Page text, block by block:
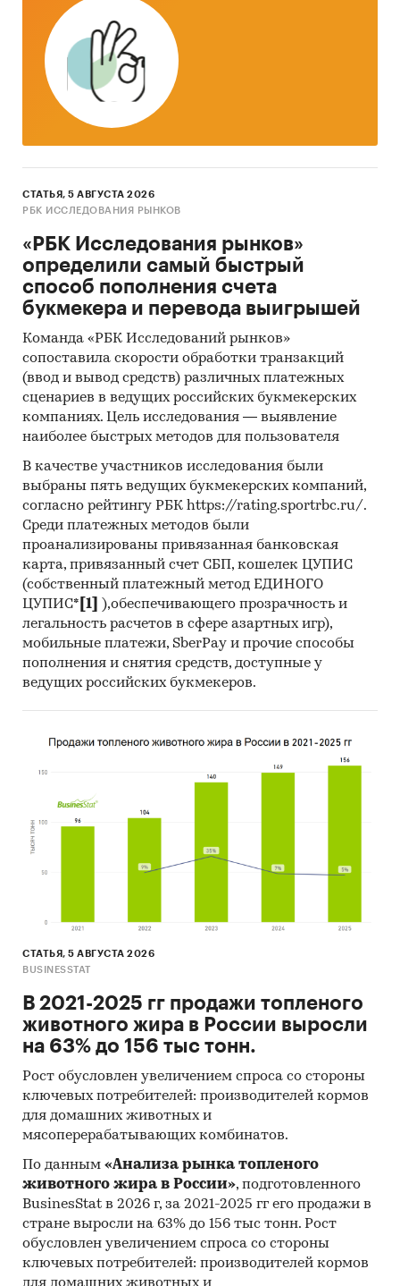
из них, необваленные
20329 - Свинина мороженая прочая
Представлена информация об объеме импорта
и экспорта заянварь 2019 - май 2024
натуральном и денежном выражении с
детализацией в разрезе стран, а также
динамика средневзвешенной стоимости.
недоступны для стран Евразийского
экономического союза: Белоруссии, Армении,
Кыргызстана и Казахстана.
Государственные закупки замороженной
свинины
В рамках главы представлена информация о
части проведенных государственных закупок
замороженной свинины 44-ФЗ и 223-ФЗ за
периодс января 2017 года по декабрь 2024
года, в которых был определен поставщик. Для
компаний участвующих или планирующих
участвовать в государственных торгах
показано средневзвешенное отклонение
итоговой стоимости контрактов от их
начальной максимальной цены. Покупателям
работы предоставляется выгрузка в формате
MS Excel. Параметры выгрузки могут быть
скорректированы по запросу заказчика.
Профили крупнейших производителей
замороженной свинины
компаний-производителей замороженной
свинины.Профили компаний показывают
информацию о динамике финансовых
показателей компаний, актуальную
контактную информацию, основных
учредителей и т.д.
Предствлены месячные данные о ценах
производителей на следующие виды
Свинина замороженная
Доступна статистическая информация
додекабря 2024 года.
Средние потребительские цены
Показана динамика розничных цен по
следующим категориям товаров:
Свинина бескостная, кг
Свинина (кроме бескостного мяса), кг
СТАТЬЯ, 5 АВГУСТА 2026
РБК ИССЛЕДОВАНИЯ РЫНКОВ
«РБК Исследования рынков»
определили самый быстрый
способ пополнения счета
букмекера и перевода выигрышей
Команда «РБК Исследований рынков»
сопоставила скорости обработки транзакций
(ввод и вывод средств) различных платежных
сценариев в ведущих российских букмекерских
компаниях. Цель исследования — выявление
наиболее быстрых методов для пользователя
В качестве участников исследования были
выбраны пять ведущих букмекерских компаний,
согласно рейтингу РБК https://rating.sportrbc.ru/.
Среди платежных методов были
проанализированы привязанная банковская
карта, привязанный счет СБП, кошелек ЦУПИС
(собственный платежный метод ЕДИНОГО
ЦУПИС* [1]
),обеспечивающего прозрачность и
легальность расчетов в сфере азартных игр),
мобильные платежи, SberPay и прочие способы
пополнения и снятия средств, доступные у
ведущих российских букмекеров.
СТАТЬЯ, 5 АВГУСТА 2026
BUSINESSTAT
В 2021-2025 гг продажи топленого
животного жира в России выросли
на 63% до 156 тыс тонн.
Рост обусловлен увеличением спроса со стороны
ключевых потребителей: производителей кормов
для домашних животных и
мясоперерабатывающих комбинатов.
По данным «Анализа рынка топленого
животного жира в России», подготовленного
BusinesStat в 2026 г, за 2021-2025 гг его продажи в
стране выросли на 63% до 156 тыс тонн. Рост
обусловлен увеличением спроса со стороны
ключевых потребителей: производителей кормов
для домашних животных и